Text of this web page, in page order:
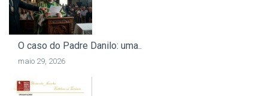
O caso do Padre Danilo: uma..
maio 29, 2026